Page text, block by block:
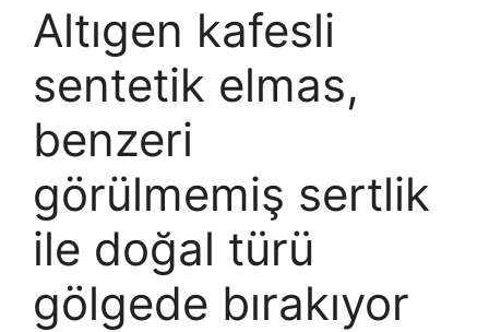
Altıgen kafesli
sentetik elmas,
benzeri
görülmemiş sertlik
ile doğal türü
gölgede bırakıyor